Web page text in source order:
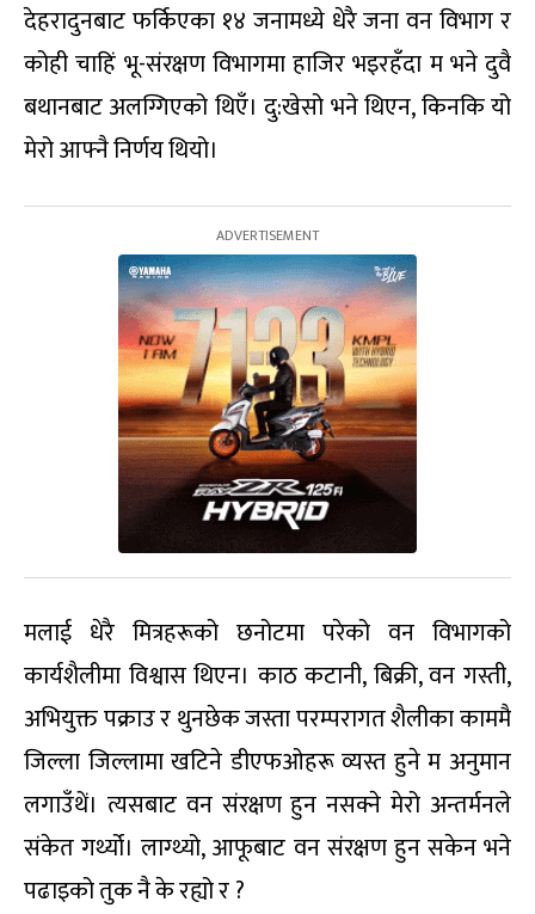
देहरादुनबाट फर्किएका १४ जनामध्ये धेरै जना वन विभाग र
कोही चाहिं भू-संरक्षण विभागमा हाजिर भइरहँदा म भने दुवै
बथानबाट अलग्गिएको थिएँ। दु:खेसो भने थिएन, किनकि यो
मेरो आफ्नै निर्णय थियो।
मलाई धेरै मित्रहरूको छनोटमा परेको वन विभागको
कार्यशैलीमा विश्वास थिएन। काठ कटानी, बिक्री, वन गस्ती,
अभियुक्त पक्राउ र थुनछेक जस्ता परम्परागत शैलीका काममै
जिल्ला जिल्लामा खटिने डीएफओहरू व्यस्त हुने म अनुमान
लगाउँथें। त्यसबाट वन संरक्षण हुन नसक्ने मेरो अन्तर्मनले
संकेत गर्थ्यो। लाग्थ्यो, आफूबाट वन संरक्षण हुन सकेन भने
पढाइको तुक नै के रह्यो र ?